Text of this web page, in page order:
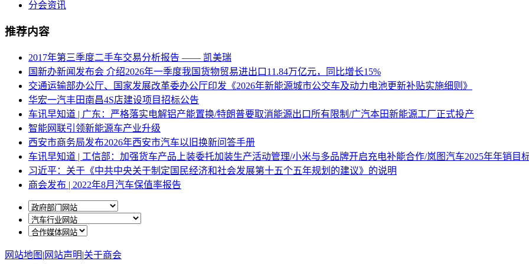
分会资讯
推荐内容
2017年第三季度二手车交易分析报告 —— 凯美瑞
国新办新闻发布会 介绍2026年一季度我国货物贸易进出口11.84万亿元，同比增长15%
交通运输部办公厅、国家发展改革委办公厅印发《2026年新能源城市公交车及动力电池更新补贴实施细则》
华宏一汽丰田南昌4S店建设项目招标公告
车讯早知道 | 广东：严格落实电解铝产能置换/特朗普要取消能源出口所有限制/广汽本田新能源工厂正式投产
智能网联引领新能源车产业升级
西安市商务局发布2026年西安市汽车以旧换新问答手册
车讯早知道 | 工信部：加强货车产品上装委托加装生产活动管理/小米与多品牌开启充电补能合作/岚图汽车2025年年销目
习近平：关于《中共中央关于制定国民经济和社会发展第十五个五年规划的建议》的说明
商会发布 | 2022年8月汽车保值率报告
网站地图 | 网站声明|关于商会